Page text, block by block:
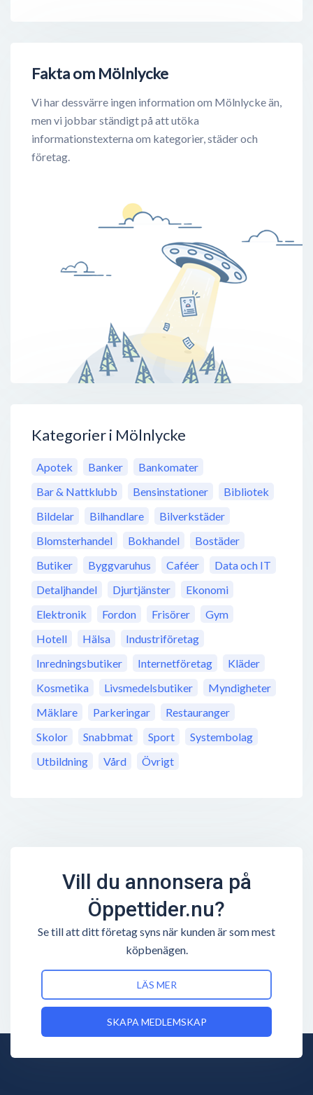
Fakta om Mölnlycke
Vi har dessvärre ingen information om Mölnlycke än,
men vi jobbar ständigt på att utöka
informationstexterna om kategorier, städer och
företag.
Kategorier i Mölnlycke
Apotek Banker
Bankomater
Bar & Nattklubb
Bensinstationer
Bibliotek
Bildelar
Bilhandlare
Bilverkstäder
Blomsterhandel
Bokhandel
Bostäder
Butiker
Byggvaruhus Caféer
Data och IT
Detaljhandel
Djurtjänster
Ekonomi
Elektronik
Fordon Frisörer
Gym
Hotell
Hälsa
Industriföretag
Inredningsbutiker
Internetföretag
Kläder
Kosmetika
Livsmedelsbutiker
Myndigheter
Mäklare
Parkeringar
Restauranger
Skolor
Snabbmat Sport
Systembolag
Utbildning
Vård Övrigt
Vill du annonsera på
Öppettider.nu?
Se till att ditt företag syns när kunden är som mest
köpbenägen.
LÄS MER
SKAPA MEDLEMSKAP